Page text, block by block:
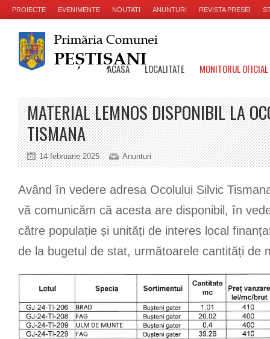
PROIECTE EVENIMENTE NOUTATI ANUNTURI REVISTA PRESEI
ACASA LOCALITATE MONITORUL
MATERIAL LEMNOS DISPONIBIL LA
TISMANA
14 februarie 2025 Anunturi
Având în vedere adresa Ocolului Silvic
vă comunicăm că acesta are disponibil, în
către populație și unități de interes local
de la bugetul de stat, următoarele cantități de